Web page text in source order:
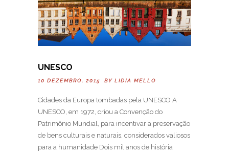
UNESCO
10 DEZEMBRO, 2015 BY LIDIA MELLO
Cidades da Europa tombadas pela UNESCO A
UNESCO, em 1972, criou a Convenção do
Patrimônio Mundial, para incentivar a preservação
de bens culturais e naturais, considerados valiosos
para a humanidade Dois mil anos de história